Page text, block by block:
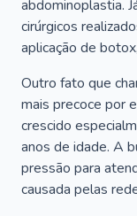
abdominoplastia.
cirúrgicos
aplicação de
Outro fato que
mais precoce por
crescido
anos de idade. A
pressão para
causada pelas